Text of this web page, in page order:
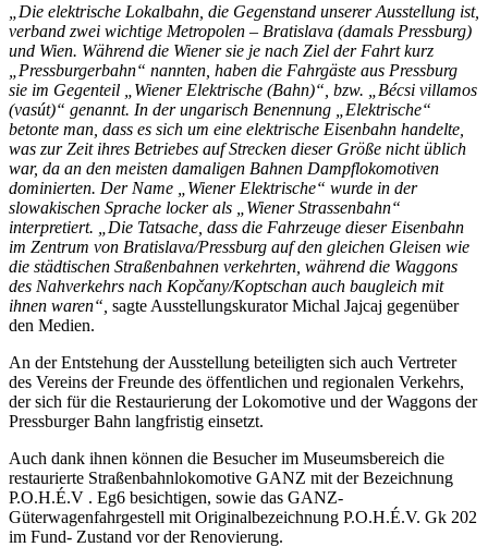
„Die elektrische Lokalbahn, die Gegenstand unserer Ausstellung ist,
verband zwei wichtige Metropolen – Bratislava (damals Pressburg)
und Wien. Während die Wiener sie je nach Ziel der Fahrt kurz
„Pressburgerbahn“ nannten, haben die Fahrgäste aus Pressburg
sie im Gegenteil „Wiener Elektrische (Bahn)“, bzw. „Bécsi villamos
(vasút)“ genannt. In der ungarisch Benennung „Elektrische“
betonte man, dass es sich um eine elektrische Eisenbahn handelte,
was zur Zeit ihres Betriebes auf Strecken dieser Größe nicht üblich
war, da an den meisten damaligen Bahnen Dampflokomotiven
dominierten. Der Name „Wiener Elektrische“ wurde in der
slowakischen Sprache locker als „Wiener Strassenbahn“
interpretiert. „Die Tatsache, dass die Fahrzeuge dieser Eisenbahn
im Zentrum von Bratislava/Pressburg auf den gleichen Gleisen wie
die städtischen Straßenbahnen verkehrten, während die Waggons
des Nahverkehrs nach Kopčany/Koptschan auch baugleich mit
ihnen waren“, sagte Ausstellungskurator Michal Jajcaj gegenüber
den Medien.
An der Entstehung der Ausstellung beteiligten sich auch Vertreter
des Vereins der Freunde des öffentlichen und regionalen Verkehrs,
der sich für die Restaurierung der Lokomotive und der Waggons der
Pressburger Bahn langfristig einsetzt.
Auch dank ihnen können die Besucher im Museumsbereich die
restaurierte Straßenbahnlokomotive GANZ mit der Bezeichnung
P.O.H.É.V . Eg6 besichtigen, sowie das GANZ-
Güterwagenfahrgestell mit Originalbezeichnung P.O.H.É.V. Gk 202
im Fund- Zustand vor der Renovierung.